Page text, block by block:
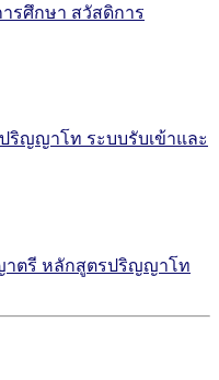
รศึกษา สวัสดิการ
ริญญาโท ระบบรับเข้าและ
ตรี หลักสูตรปริญญาโท